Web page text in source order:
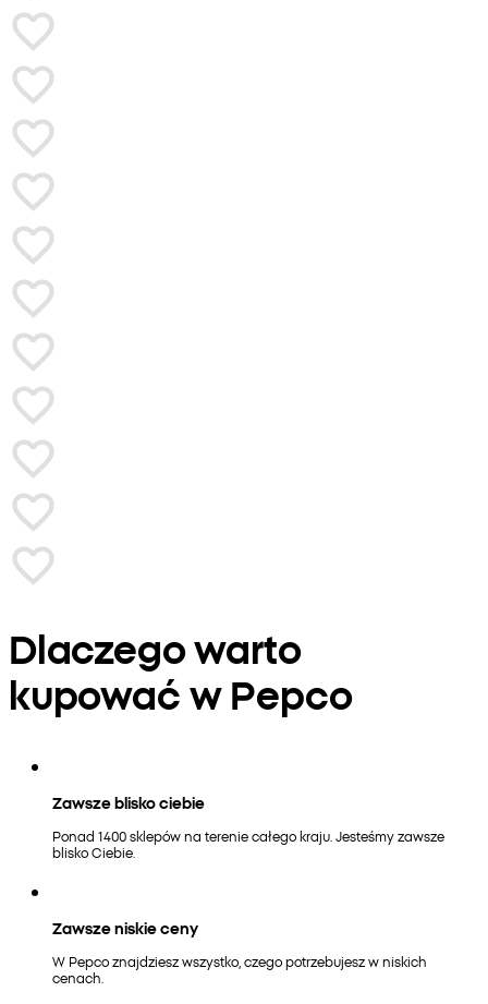
Dlaczego warto
kupować w Pepco
Zawsze blisko ciebie
Ponad 1400 sklepów na terenie całego kraju. Jesteśmy zawsze
blisko Ciebie.
Zawsze niskie ceny
W Pepco znajdziesz wszystko, czego potrzebujesz w niskich
cenach.